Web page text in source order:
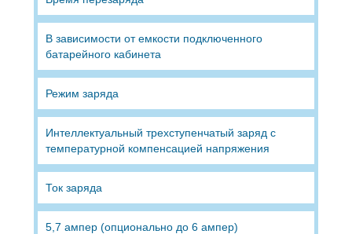
В зависимости от емкости подключенного
батарейного кабинета
Режим заряда
Интеллектуальный трехступенчатый заряд с
температурной компенсацией напряжения
Ток заряда
5,7 ампер (опционально до 6 ампер)